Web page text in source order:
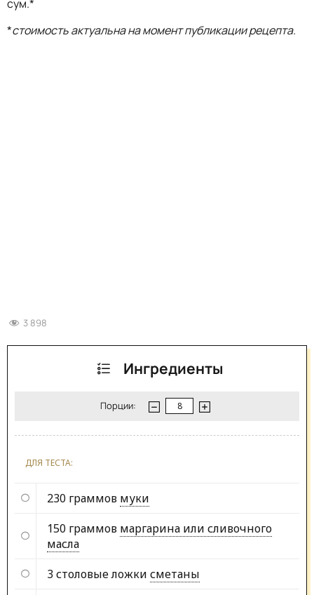
сум.*
*стоимость актуальна на момент публикации рецепта.
3 898
Ингредиенты
Порции:
ДЛЯ ТЕСТА:
230 граммов муки
150 граммов маргарина или сливочного
масла
3 столовые ложки сметаны